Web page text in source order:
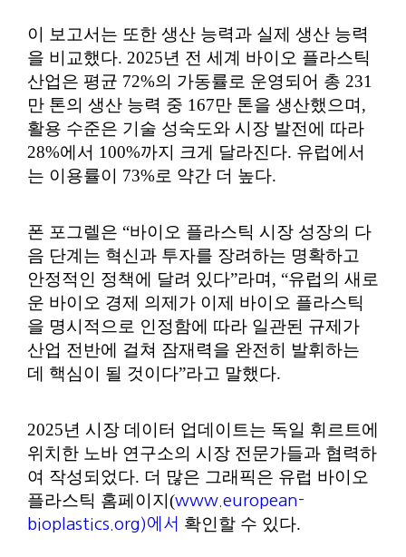
이 보고서는 또한 생산 능력과 실제 생산 능력
을 비교했다. 2025년 전 세계 바이오 플라스틱
산업은 평균 72%의 가동률로 운영되어 총 231
만 톤의 생산 능력 중 167만 톤을 생산했으며,
활용 수준은 기술 성숙도와 시장 발전에 따라
28%에서 100%까지 크게 달라진다. 유럽에서
는 이용률이 73%로 약간 더 높다.
폰 포그렐은 “바이오 플라스틱 시장 성장의 다
음 단계는 혁신과 투자를 장려하는 명확하고
안정적인 정책에 달려 있다”라며, “유럽의 새로
운 바이오 경제 의제가 이제 바이오 플라스틱
을 명시적으로 인정함에 따라 일관된 규제가
산업 전반에 걸쳐 잠재력을 완전히 발휘하는
데 핵심이 될 것이다”라고 말했다.
2025년 시장 데이터 업데이트는 독일 휘르트에
위치한 노바 연구소의 시장 전문가들과 협력하
여 작성되었다. 더 많은 그래픽은 유럽 바이오
플라스틱 홈페이지(www.european-
bioplastics.org)에서 확인할 수 있다.